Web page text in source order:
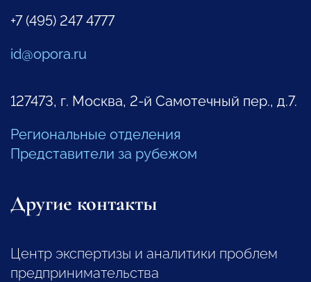
+7 (495) 247 4777
id@opora.ru
127473, г. Москва, 2-й Самотечный пер., д.7.
Региональные отделения
Представители за рубежом
Другие контакты
Центр экспертизы и аналитики проблем
предпринимательства